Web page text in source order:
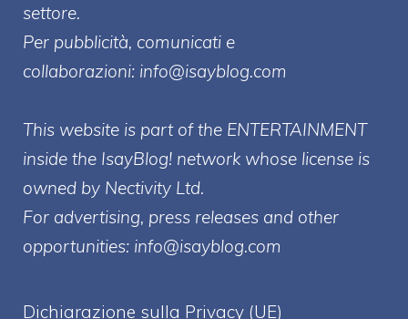
settore.
Per pubblicità, comunicati e
collaborazioni: info@isayblog.com
This website is part of the ENTERTAINMENT
inside the IsayBlog! network whose license is
owned by Nectivity Ltd.
For advertising, press releases and other
opportunities: info@isayblog.com
Dichiarazione sulla Privacy (UE)